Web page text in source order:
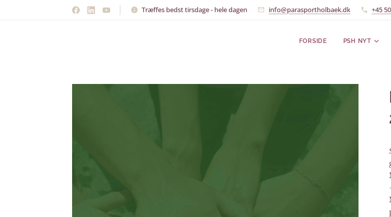
Træffes bedst tirsdage - hele dagen info@parasportholbaek.dk +45
FORSIDE PSH NYT